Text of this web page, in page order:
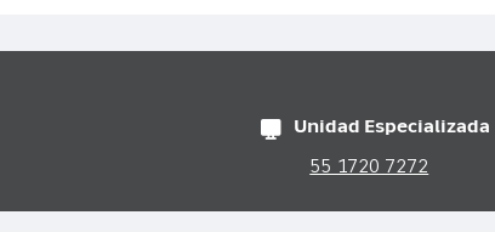
Unidad Especializada
55 1720 7272